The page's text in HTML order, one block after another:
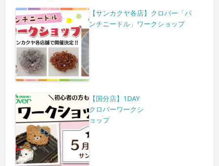
【サンカクヤ各店】クロバー「パ
ンチニードル」ワークショップ
【国分店】1DAY
クロバーワークシ
ョップ